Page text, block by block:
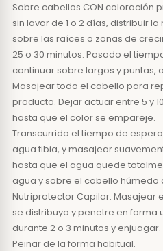
Sobre cabellos CON coloración
sin lavar de 1 o 2 días, distribuir
sobre las raíces o zonas de
25 o 30 minutos. Pasado el
continuar sobre largos y puntas,
Masajear todo el cabello para
producto. Dejar actuar entre 5 y
hasta que el color se empareje.
Transcurrido el tiempo de
agua tibia, y masajear
hasta que el agua quede
agua y sobre el cabello húmedo
Nutriprotector Capilar. Masajear
se distribuya y penetre en forma
durante 2 o 3 minutos y
Peinar de la forma habitual.